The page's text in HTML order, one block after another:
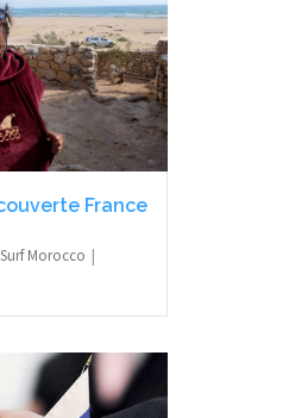
France
Morocco